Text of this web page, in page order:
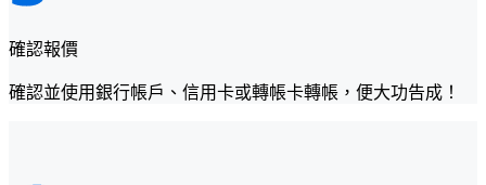
確認報價
確認並使用銀行帳戶、信用卡或轉帳卡轉帳，便大功告成！